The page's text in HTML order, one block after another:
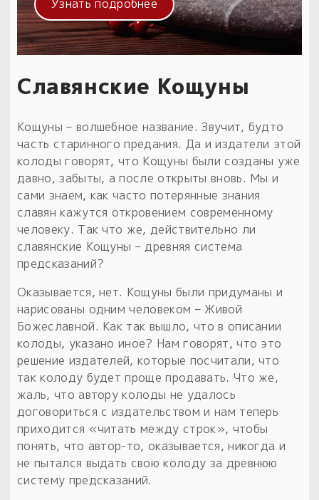
Узнать подробнее
Славянские Кощуны
Кощуны – волшебное название. Звучит, будто
часть старинного предания. Да и издатели этой
колоды говорят, что Кощуны были созданы уже
давно, забыты, а после открыты вновь. Мы и
сами знаем, как часто потерянные знания
славян кажутся откровением современному
человеку. Так что же, действительно ли
славянские Кощуны – древняя система
предсказаний?
Оказывается, нет. Кощуны были придуманы и
нарисованы одним человеком – Живой
Божеславной. Как так вышло, что в описании
колоды, указано иное? Нам говорят, что это
решение издателей, которые посчитали, что
так колоду будет проще продавать. Что же,
жаль, что автору колоды не удалось
договориться с издательством и нам теперь
приходится «читать между строк», чтобы
понять, что автор-то, оказывается, никогда и
не пытался выдать свою колоду за древнюю
систему предсказаний.